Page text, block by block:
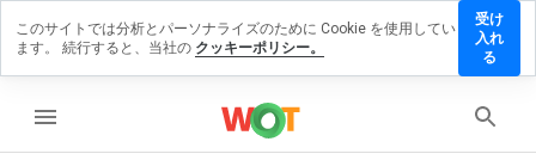
menu
ーを残す
このサイトでは分析とパーソナライズのために Cookie を使用してい
ます。 続行すると、当社の クッキーポリシー。
受け
入れ
る